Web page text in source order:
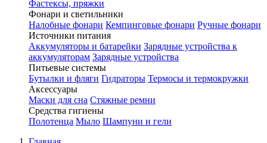
Фастексы, пряжки
Фонари и светильники
Налобные фонари Кемпинговые фонари Ручные фонари
Источники питания
Аккумуляторы и батарейки Зарядные устройства к
аккумуляторам Зарядные устройства
Питьевые системы
Бутылки и фляги Гидраторы Термосы и термокружки
Аксессуары
Маски для сна Стяжные ремни
Средства гигиены
Полотенца Мыло Шампуни и гели